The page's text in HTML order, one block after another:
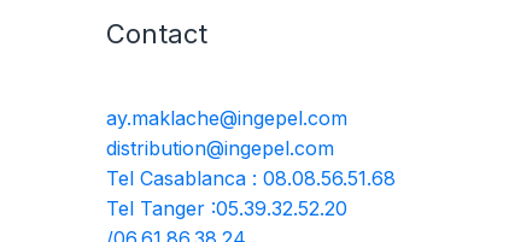
Contact
ay.maklache@ingepel.com
distribution@ingepel.com
Tel Casablanca : 08.08.56.51.68
Tel Tanger :05.39.32.52.20